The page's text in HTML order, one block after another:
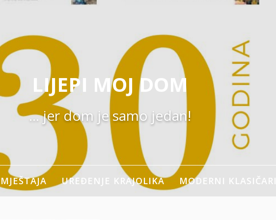
LIJEPI MOJ DOM
… jer dom je samo jedan!
UREĐENJE KRAJOLIKA MODERNI KLASIČARI